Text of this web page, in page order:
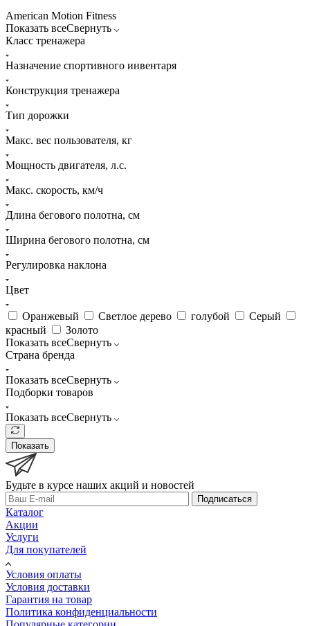
American Motion Fitness
Показать всеСвернуть
Класс тренажера
Назначение спортивного инвентаря
Конструкция тренажера
Тип дорожки
Макс. вес пользователя, кг
Мощность двигателя, л.с.
Макс. скорость, км/ч
Длина бегового полотна, см
Ширина бегового полотна, см
Регулировка наклона
Цвет
Оранжевый Светлое дерево голубой
Серый
красный
Золото
Показать всеСвернуть
Страна бренда
Показать всеСвернуть
Подборки товаров
Показать всеСвернуть
Показать
Будьте в курсе наших акций и новостей
Подписаться
Каталог
Акции
Услуги
Для покупателей
Условия оплаты
Условия доставки
Гарантия на товар
Политика конфиденциальности